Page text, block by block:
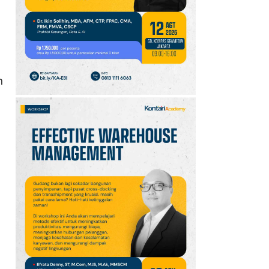
10 Jadwal Persija vs Arema
FC Perebutan Juara 3
Piala Presiden 2026,
Kick-off Sore Ini